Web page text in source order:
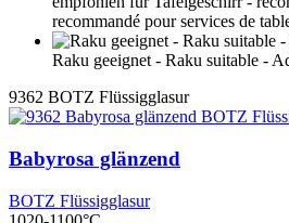
recommandé pour services de
Raku geeignet - Raku suitable -
9362 BOTZ Flüssigglasur
Babyrosa glänzend
BOTZ Flüssigglasur